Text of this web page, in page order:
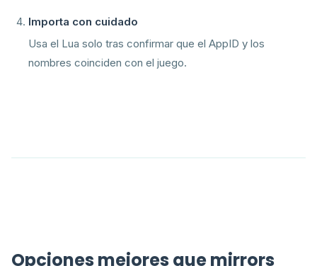
Importa con cuidado
Usa el Lua solo tras confirmar que el AppID y los
nombres coinciden con el juego.
Opciones mejores que mirrors